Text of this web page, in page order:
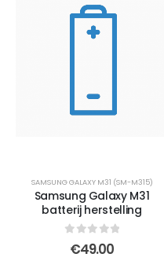
SAMSUNG GALAXY M31 (SM-M315)
Samsung Galaxy M31
batterij herstelling
out of 5
€49.00